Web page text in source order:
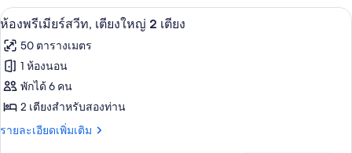
เตียง
ใหญ่
2
เตียง,
ปลอด
บุหรี่
กับ
ห้อง
เนียร์
สวี
ท,
เตียง
ใหญ่
เตียง,
เปิด
ภาพถ่าย
ทั้งหมด
ของ
ห้อง
พรีเมียร์
ตู้นิรภัยในห้องพัก, โต๊ะทำงาน, พื้นที่ท
5
ห้องพรีเมียร์สวีท, เตียงใหญ่ 2 เตียง
50 ตารางเมตร
1 ห้องนอน
พักได้ 6 คน
2 เตียงสำหรับสองท่าน
รายละเอียดเพิ่มเติม
ราย